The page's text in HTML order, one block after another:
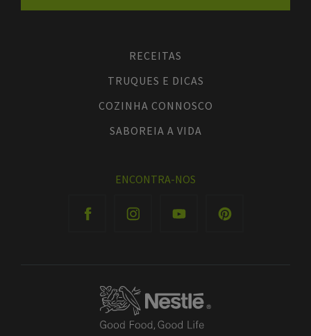
RECEITAS
TRUQUES E DICAS
COZINHA CONNOSCO
SABOREIA A VIDA
ENCONTRA-NOS